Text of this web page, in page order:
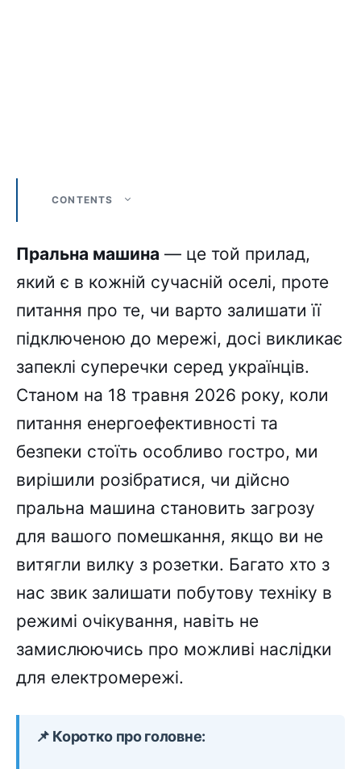
CONTENTS
Пральна машина — це той прилад,
який є в кожній сучасній оселі, проте
питання про те, чи варто залишати її
підключеною до мережі, досі викликає
запеклі суперечки серед українців.
Станом на 18 травня 2026 року, коли
питання енергоефективності та
безпеки стоїть особливо гостро, ми
вирішили розібратися, чи дійсно
пральна машина становить загрозу
для вашого помешкання, якщо ви не
витягли вилку з розетки. Багато хто з
нас звик залишати побутову техніку в
режимі очікування, навіть не
замислюючись про можливі наслідки
для електромережі.
📌 Коротко про головне: